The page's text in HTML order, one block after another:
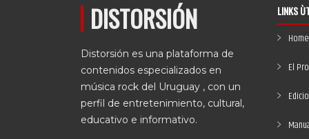
DISTORSIÓN
Distorsión es una plataforma de
contenidos especializados en
música rock del Uruguay , con un
perfil de entretenimiento, cultural,
educativo e informativo.
LINKS
Home
El